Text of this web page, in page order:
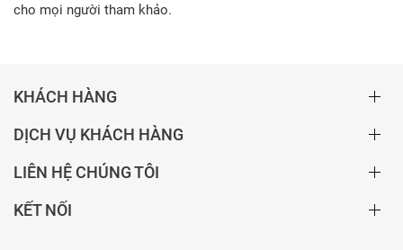
cho mọi người tham khảo.
KHÁCH HÀNG
DỊCH VỤ KHÁCH HÀNG
LIÊN HỆ CHÚNG TÔI
KẾT NỐI